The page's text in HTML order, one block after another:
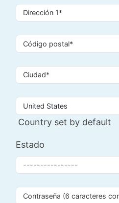
Country set by default
Estado